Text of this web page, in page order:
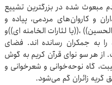
مبعوث شده در بزرگترین تشییع
و کاروان‌های مردمی، پیاده و
،((یا لثارات الخامنه ای))و
به جمکران رسانده اند. فضای
از هر سو نوای قرآن کریم به گوش
گاه نوحه‌خوانی و شعرخوانی و
گریه زائران گم می‌شود.